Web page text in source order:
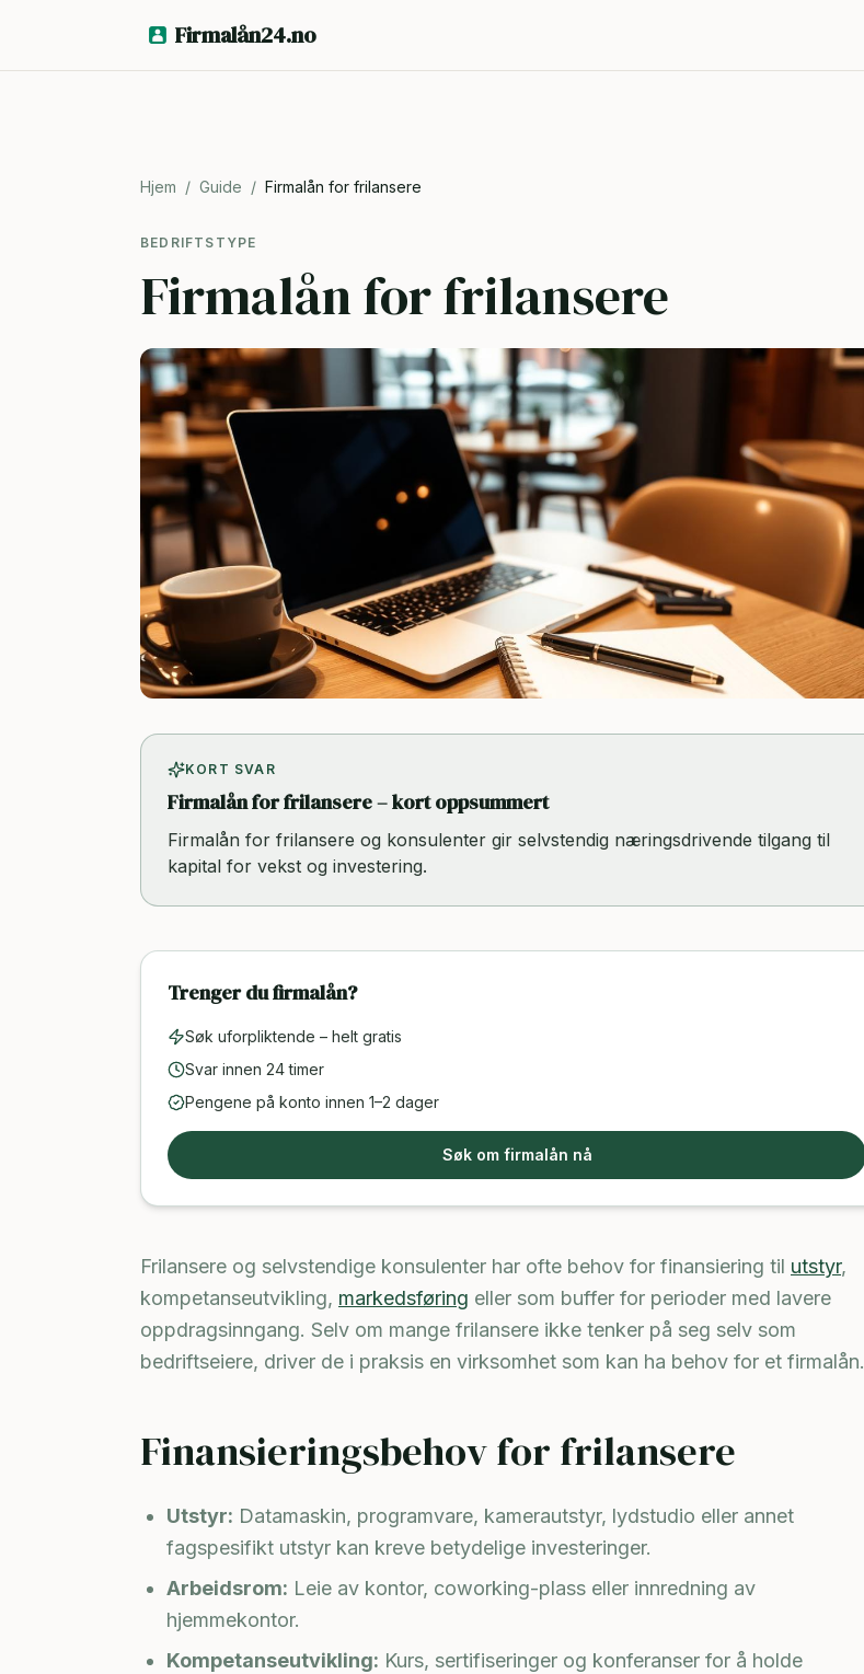
Firmalån24.no
Hjem / Guide / Firmalån for frilansere
BEDRIFTSTYPE
Firmalån for frilansere
KORT SVAR
Firmalån for frilansere – kort oppsummert
Firmalån for frilansere og konsulenter gir selvstendig næringsdrivende tilgang til
kapital for vekst og investering.
Trenger du firmalån?
Søk uforpliktende – helt gratis
Svar innen 24 timer
Pengene på konto innen 1–2 dager
Søk om firmalån nå
Frilansere og selvstendige konsulenter har ofte behov for finansiering til utstyr,
kompetanseutvikling, markedsføring eller som buffer for perioder med lavere
oppdragsinngang. Selv om mange frilansere ikke tenker på seg selv som
bedriftseiere, driver de i praksis en virksomhet som kan ha behov for et firmalån.
Finansieringsbehov for frilansere
Utstyr: Datamaskin, programvare, kamerautstyr, lydstudio eller annet
fagspesifikt utstyr kan kreve betydelige investeringer.
Arbeidsrom: Leie av kontor, coworking-plass eller innredning av
hjemmekontor.
Kompetanseutvikling: Kurs, sertifiseringer og konferanser for å holde